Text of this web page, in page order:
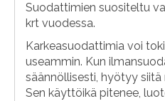
Suodattimien suositeltu
krt vuodessa.
Karkeasuodattimia voi
useammin. Kun
säännöllisesti, hyötyy
Sen käyttöikä pitenee,